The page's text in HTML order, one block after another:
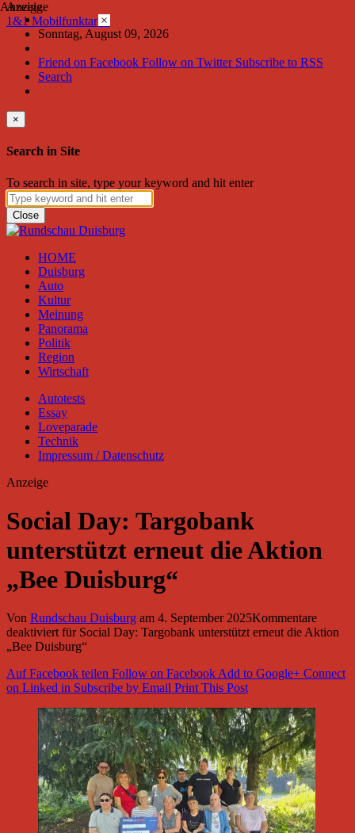
Sonntag, August 09, 2026
Friend on Facebook Follow on Twitter Subscribe to RSS
Search
×
Search in Site
To search in site, type your keyword and hit enter
Close
HOME
Duisburg
Auto
Kultur
Meinung
Panorama
Politik
Region
Wirtschaft
Autotests
Essay
Loveparade
Technik
Impressum / Datenschutz
Anzeige
Social Day: Targobank
unterstützt erneut die Aktion
„Bee Duisburg“
Von Rundschau Duisburg am 4. September 2025Kommentare
deaktiviertfür Social Day: Targobank unterstützt erneut die Aktion
„Bee Duisburg“
Auf Facebook teilen Follow on FacebookAdd to Google+ Connect
on Linked in Subscribe by Email Print This Post
Anzeige
×
1&1 Mobilfunktarife
Anzeige